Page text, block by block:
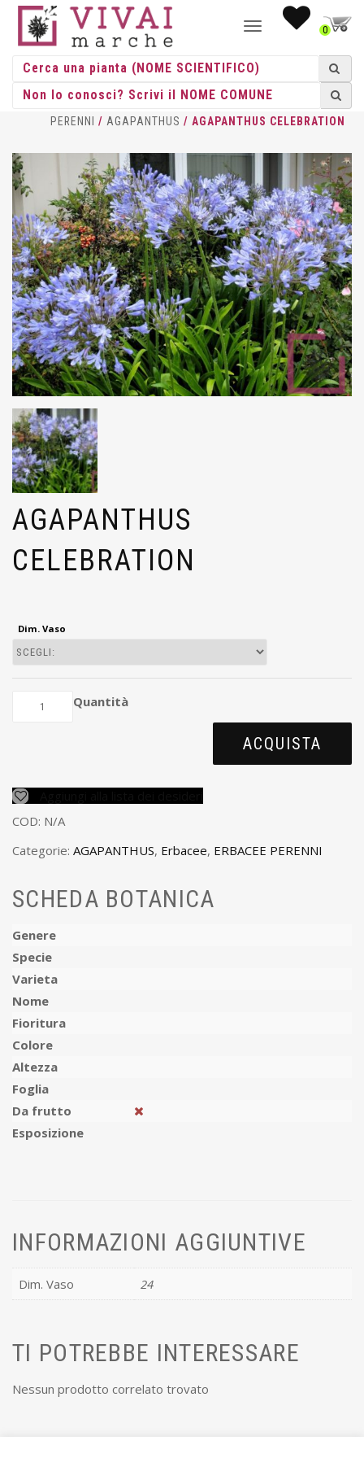
NAVIGAZIONE0
HOME/ ERBACEE ERBACEE
PERENNI / AGAPANTHUS / AGAPANTHUS CELEBRATION
AGAPANTHUS
CELEBRATION
Dim. Vaso
Quantità
ACQUISTA
COD: N/A
Categorie: AGAPANTHUS, Erbacee, ERBACEE PERENNI
SCHEDA BOTANICA
Genere
Specie
Varieta
Nome
Fioritura
Colore
Altezza
Foglia
Da frutto
Esposizione
INFORMAZIONI AGGIUNTIVE
Dim. Vaso 24
TI POTREBBE INTERESSARE
Nessun prodotto correlato trovato